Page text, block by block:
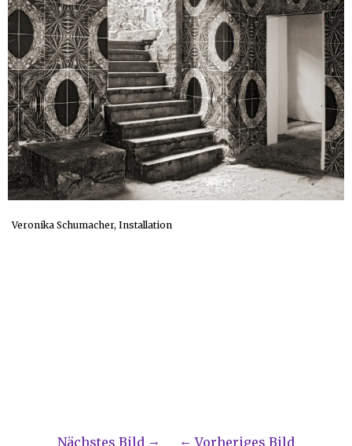
Veronika Schumacher, Installation
Nächstes Bild Vorheriges Bild